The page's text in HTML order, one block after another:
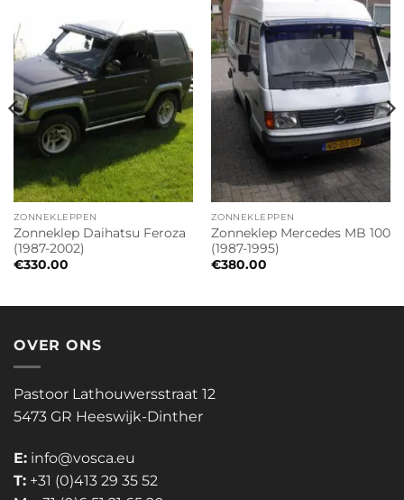
ZONNEKLEPPEN
Zonneklep Daihatsu Feroza
(1987-2002)
€330.00
ZONNEKLEPPEN
Zonneklep Mercedes MB 100
(1987-1995)
€380.00
OVER ONS
Pastoor Lathouwersstraat 12
5473 GR Heeswijk-Dinther
E: info@vosca.eu
T: +31 (0)413 29 35 52